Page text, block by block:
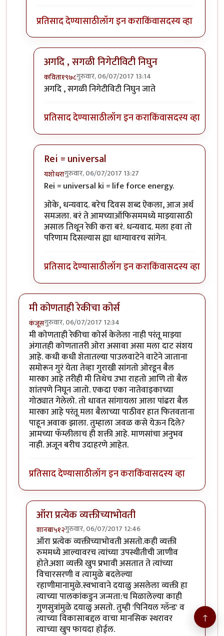
प्रतिसाद देण्यासाठीलॉग इन कराकिंवासदस्य व्हा
अगदि , सगळी निगेटीविटी निघुन
कविता१९७८गुरुवार, 06/07/2017 13:14
In reply toRei = universalbyशानबा५१२
अगदि , सगळी निगेटीविटी निघुन जाते
प्रतिसाद देण्यासाठीलॉग इन कराकिंवासदस्य व्हा
Rei = universal
यशोधरागुरुवार, 06/07/2017 13:27
In reply toRei = universalbyशानबा५१२
Rei = universal ki = life force energy.
ओके, धन्यवाद. बरेच दिवस शब्द ऐकला, आज अर्थ
समजला. बरं ते आमच्याऑफिसममध्ये माझ्यासाठी
असाल तिथून रेकी करा बरं. धन्यवाद. मला हवा तो
परिणाम दिसल्यास ह्या धाग्यावरच सांगेन.
प्रतिसाद देण्यासाठीलॉग इन कराकिंवासदस्य व्हा
मी कोणताही रेकीचा कोर्स
कंजूसगुरुवार, 06/07/2017 12:34
मी कोणताही रेकीचा कोर्स केलेला नाही परंतू माझ्या
अंगातही कोणतातरी ओरा असावा असा मला दाट संशय
आहे. कधी कधी शेतातल्या पाउलवाटेने वाटेने जाताना
समोरून गुरं येता तेव्हा गुराखी सांगतो ओरडून बैल
मारका आहे तरीही मी तिथेच उभा राहतो आणि तो बैल
शांतपणे निघून जातो. एकदा एका नातेवाइकाच्या
गोठ्यात गेलेलो. तो धावत सांगायला आला पांढरा बैल
मारका आहे परंतू मला बैलाच्या पाठीवर हात फितवताना
पाहून अवाक झाला. तुम्हाला जवळ कसे येऊन दिले?
आमच्या फॅम्लीलाच ही शक्ती आहे. माणसांचा अनुभव
नाही. अजून बरीच उदाहरणे आहेत.
प्रतिसाद देण्यासाठीलॉग इन कराकिंवासदस्य व्हा
ऑरा प्रत्येक व्यक्तीच्याभोवती
शानबा५१२गुरुवार, 06/07/2017 12:46
In reply toमी कोणताही रेकीचा कोर्सbyकंजूस
ऑरा प्रत्येक व्यक्तीच्याभोवती असतो.कही व्यक्ती
रुममध्ये आल्यावरच त्यांच्या उपस्थीतीची जाणीव
होते.अशा व्यक्ती खुप प्रभावी असतात ते त्यांच्या
विचारसरणी व त्यामुळे बदलेल्या
रहाणीमानामुळे.स्वभावाने दयाळु असलेला व्यक्ती हा
त्याच्या पालकांकडुन जन्मता:च मिळालेल्या काही
गुणसुत्रांमुळे दयाळु असतो. तुम्ही 'पिनियल ग्लॅन्ड' व
त्याच्या विकासाबद्दल वाचा मानसिक स्थरावर
त्याच्या खुप फायदा होईल.
↑